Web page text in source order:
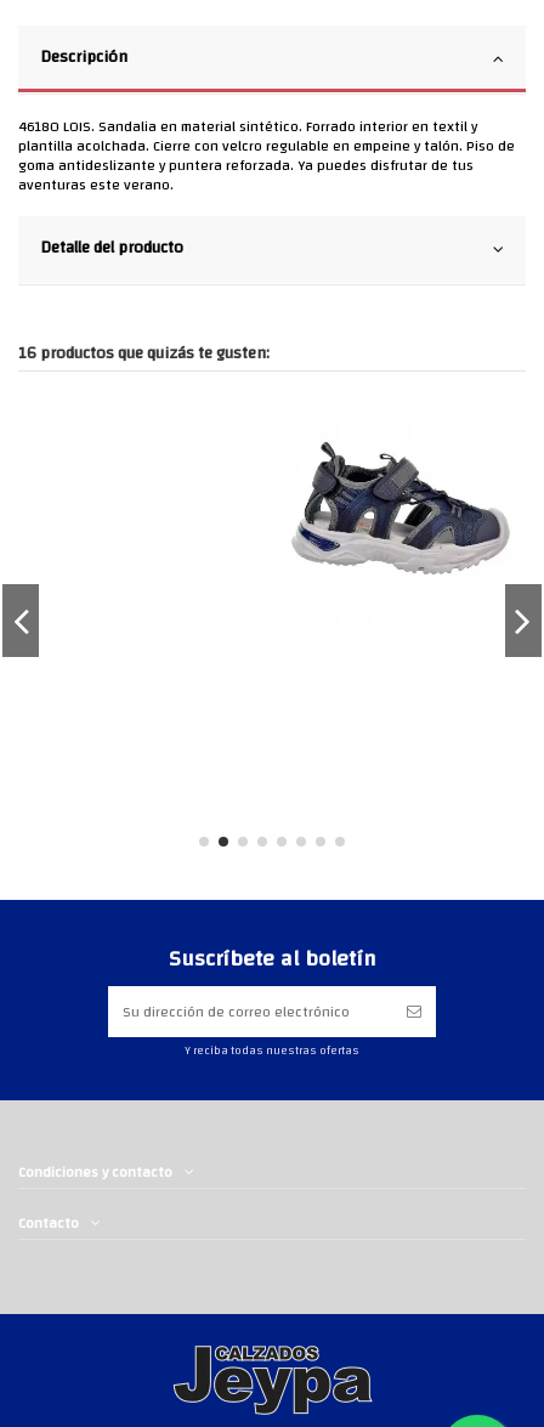
Descripción
46180 LOIS. Sandalia en material sintético. Forrado interior en textil y
plantilla acolchada. Cierre con velcro regulable en empeine y talón. Piso de
goma antideslizante y puntera reforzada. Ya puedes disfrutar de tus
aventuras este verano.
Detalle del producto
16 productos que quizás te gusten:
Suscríbete al boletín
Y reciba todas nuestras ofertas
Condiciones y contacto
Contacto